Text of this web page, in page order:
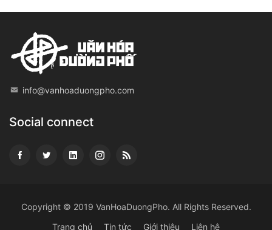
info@vanhoaduongpho.com
Social connect
Copyright © 2019 VanHoaDuongPho. All Rights Reserved.
Trang chủ
Tin tức Giới thiệu Liên hệ